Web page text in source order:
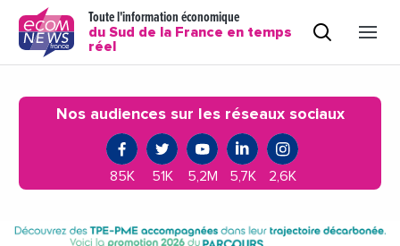
Toute l'information économique
du Sud de la France en temps
réel
Nos audiences sur les réseaux sociaux
85K 51K 5,2M 5,7K 2,6K